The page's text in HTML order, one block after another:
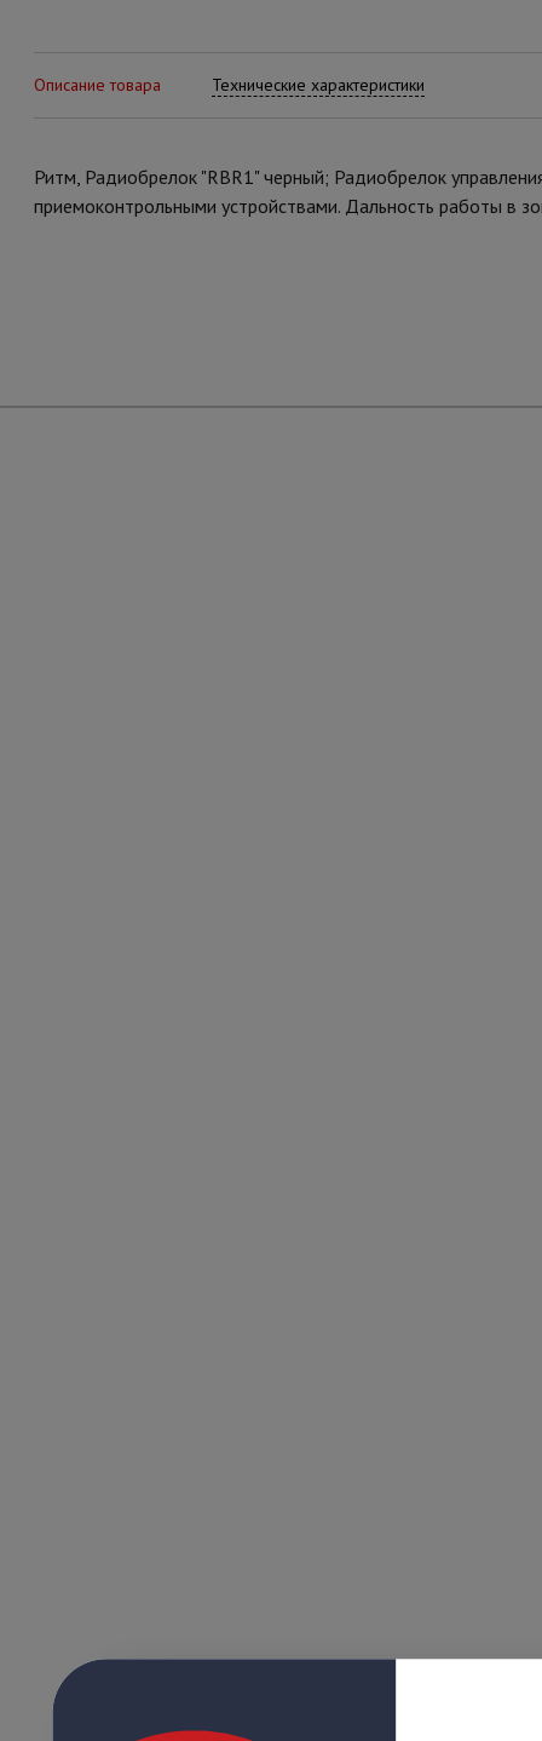
Описание товара Технические характеристики
Ритм, Радиобрелок "RBR1" черный; Радиобрелок
приемоконтрольными устройствами. Дальность работы в